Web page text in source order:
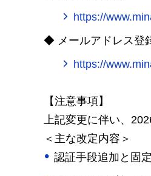
https://
◆ メールアドレス登
https://
【注意事項】
上記変更に伴い、
＜主な改定内容＞
認証手段追加と固